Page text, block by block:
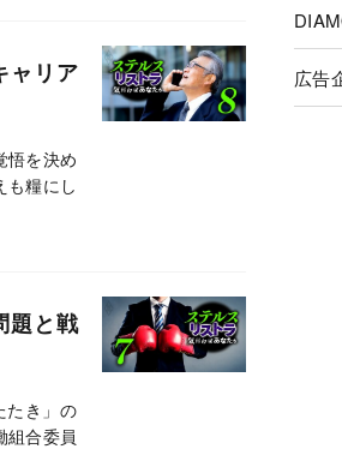
ャリア
悟を決め
も糧にし
題と戦
き」の
組合委員
広告